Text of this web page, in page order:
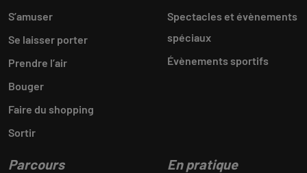
S’amuser
Se laisser porter
Prendre l’air
Bouger
Faire du shopping
Sortir
Spectacles et évènements
spéciaux
Évènements sportifs
Parcours En pratique